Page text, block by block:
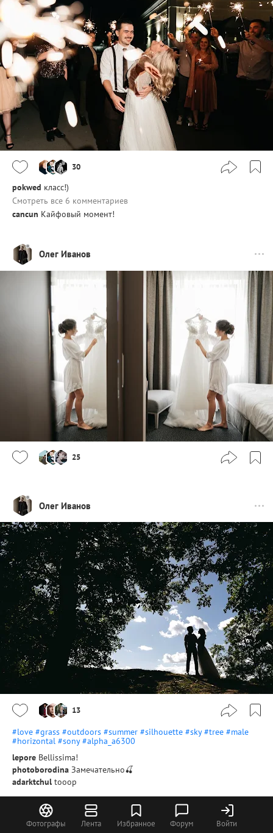
Фотографы Лента Избранное Форум Войти
30
pokwed класс!)
Смотреть все 6 комментариев
cancun Кайфовый момент!
Олег Иванов
25
Олег Иванов
13
#love #grass #outdoors #summer #silhouette #sky #tree #male
#horizontal #sony #alpha_a6300
lepore Bellissima!
photoborodina Замечательно🍒
adarktchul tooop
Олег Иванов